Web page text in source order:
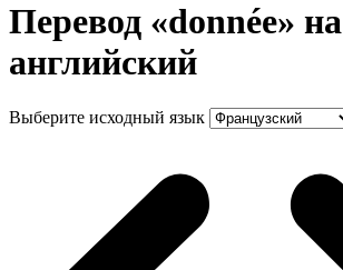
Перевод «donnée» на
английский
Выберите исходный язык